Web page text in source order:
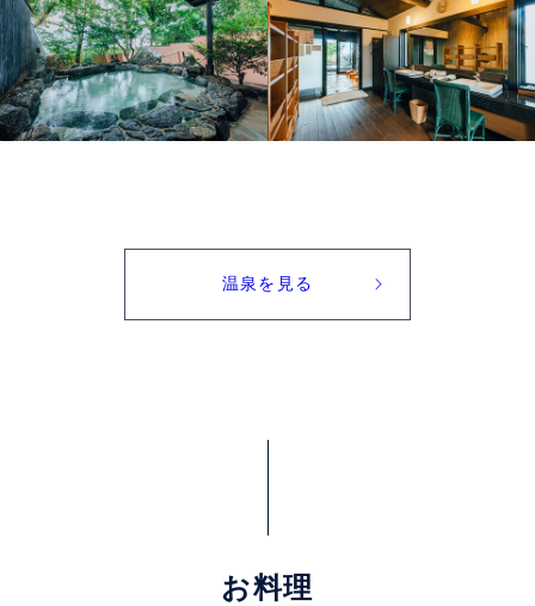
温泉を見る
お料理